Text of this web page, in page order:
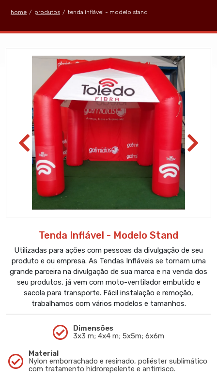
home / produtos / tenda inflável - modelo stand
Tenda Inflável - Modelo Stand
Utilizadas para ações com pessoas da divulgação de seu
produto e ou empresa. As Tendas Infláveis se tornam uma
grande parceira na divulgação de sua marca e na venda dos
seu produtos, já vem com moto-ventilador embutido e
sacola para transporte. Fácil instalação e remoção,
trabalhamos com vários modelos e tamanhos.
Dimensões
3x3 m; 4x4 m; 5x5m; 6x6m
Material
Nylon emborrachado e resinado, poliéster sublimático
com tratamento hidrorepelente e antirrisco.